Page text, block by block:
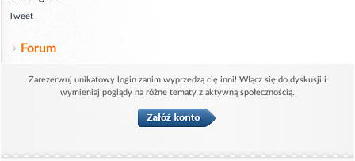
Tweet
Forum
Zarezerwuj unikatowy login zanim wyprzedzą cię inni! Włącz się do dyskusji i
wymieniaj poglądy na różne tematy z aktywną społecznością.